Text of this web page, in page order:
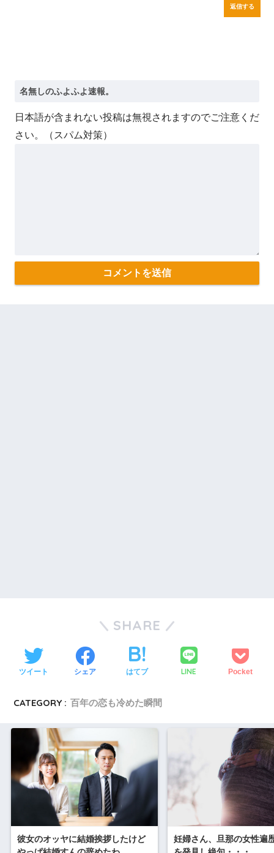
返信する
日本語が含まれない投稿は無視されますのでご注意くだ
さい。（スパム対策）
SHARE
ツイート シェア はてブ LINE Pocket
CATEGORY : 百年の恋も冷めた瞬間
彼女のオッヤに結婚挨拶したけど
妊婦さん、旦那の女性遍